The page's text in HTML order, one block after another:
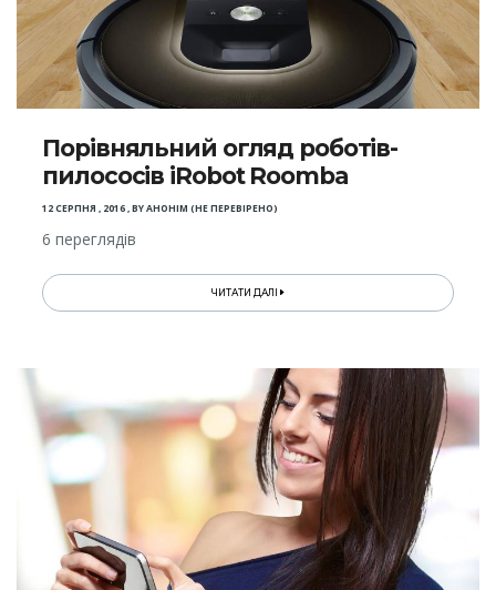
Порівняльний огляд роботів-
пилососів iRobot Roomba
12 СЕРПНЯ , 2016,BYАНОНІМ (НЕ ПЕРЕВІРЕНО)
6 переглядів
ЧИТАТИ ДАЛІ